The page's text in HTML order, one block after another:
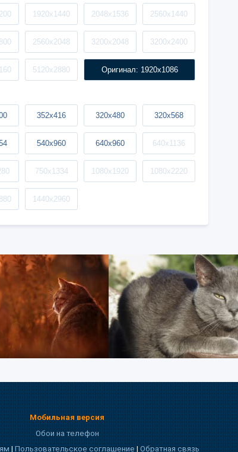
1920x1440 2048x1536 2560x1440
2560x2048 3200x2048 3200x2400
5120x2880 Оригинал: 1920x1086
352x416 320x480 320x568
540x960 640x960 640x1136
750x1334 1080x1920 1080x2220
1440x2960
Мобильная версия
Обои на телефон
|Пользовательское соглашение|Обратная связь